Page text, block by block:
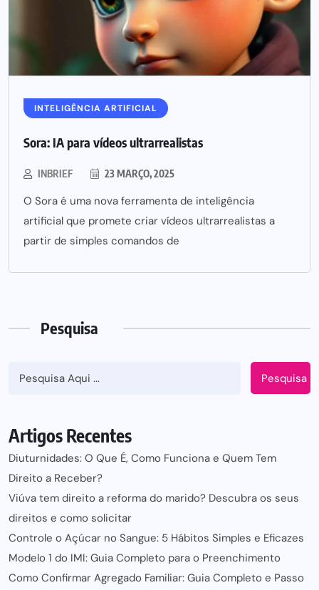
INTELIGÊNCIA ARTIFICIAL
Sora: IA para vídeos ultrarrealistas
INBRIEF 23 MARÇO, 2025
O Sora é uma nova ferramenta de inteligência
artificial que promete criar vídeos ultrarrealistas a
partir de simples comandos de
Pesquisa
Pesquisa
Artigos Recentes
Diuturnidades: O Que É, Como Funciona e Quem Tem
Direito a Receber?
Viúva tem direito a reforma do marido? Descubra os seus
direitos e como solicitar
Controle o Açúcar no Sangue: 5 Hábitos Simples e Eficazes
Modelo 1 do IMI: Guia Completo para o Preenchimento
Como Confirmar Agregado Familiar: Guia Completo e Passo